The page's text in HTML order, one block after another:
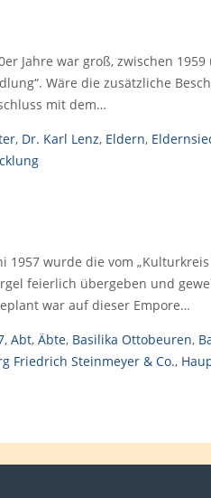
Jahre war groß, zwischen
Wäre die zusätzliche
mit dem…
, Dr. Karl Lenz, Eldern,
1957 wurde die vom
feierlich übergeben und
war auf dieser Empore…
, Abt, Äbte, Basilika Ottobeuren,
Friedrich Steinmeyer & Co.,